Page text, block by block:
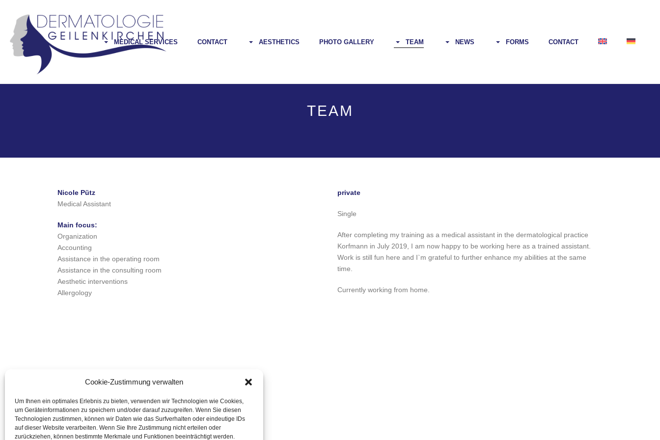
Cookie-Zustimmung verwalten
Um Ihnen ein optimales Erlebnis zu bieten, verwenden wir Technologien wie Cookies,
um Geräteinformationen zu speichern und/oder darauf zuzugreifen. Wenn Sie diesen
Technologien zustimmen, können wir Daten wie das Surfverhalten oder eindeutige IDs
auf dieser Website verarbeiten. Wenn Sie Ihre Zustimmung nicht erteilen oder
zurückziehen, können bestimmte Merkmale und Funktionen beeinträchtigt werden.
MEDICAL SERVICES CONTACT AESTHETICS PHOTO GALLERY TEAM NEWS FORMS CONTACT
TEAM
Nicole Pütz
Medical Assistant
Main focus:
Organization
Accounting
Assistance in the operating room
Assistance in the consulting room
Aesthetic interventions
Allergology
private
Single
After completing my training as a medical assistant in the dermatological practice
Korfmann in July 2019, I am now happy to be working here as a trained assistant.
Work is still fun here and I`m grateful to further enhance my abilities at the same
time.
Currently working from home.